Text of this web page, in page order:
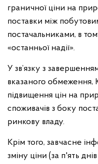
граничної ціни на
поставки між
постачальниками, в
«останньої надії».
У зв’язку з
вказаного обмеження,
підвищення цін на
споживачів з боку
ринкову владу.
Крім того, завчасне
зміну ціни (за п'ять